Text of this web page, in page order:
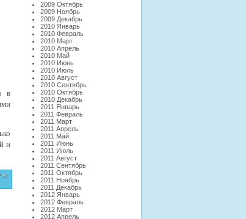
2009 Октябрь
2009 Ноябрь
2009 Декабрь
2010 Январь
2010 Февраль
2010 Март
2010 Апрель
2010 Май
2010 Июнь
2010 Июль
2010 Август
2010 Сентябрь
2010 Октябрь
2010 Декабрь
2011 Январь
2011 Февраль
2011 Март
2011 Апрель
2011 Май
2011 Июнь
2011 Июль
2011 Август
2011 Сентябрь
2011 Октябрь
2011 Ноябрь
2011 Декабрь
2012 Январь
2012 Февраль
2012 Март
2012 Апрель
в
и